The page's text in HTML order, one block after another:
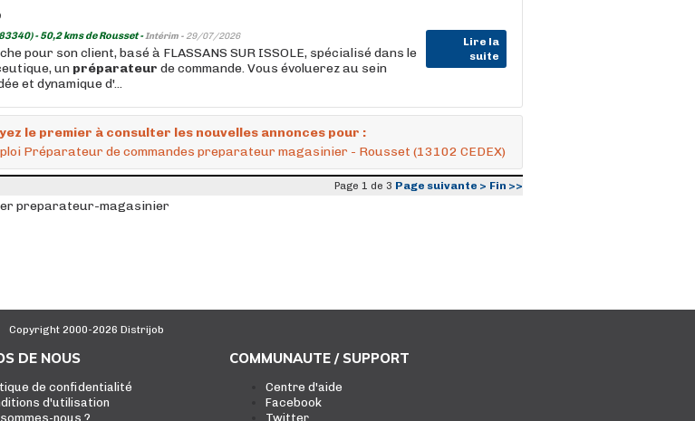
- 50,2 kms de Rousset -Intérim - 29/07/2026
Lire la
suite
pour son client, basé à FLASSANS SUR ISSOLE, spécialisé dans le
un préparateur de commande. Vous évoluerez au sein
et dynamique d'...
le premier à consulter les nouvelles annonces pour :
Préparateur de commandes preparateur magasinier - Rousset (13102 CEDEX)
Page 1 de 3 Page suivante > Fin >>
preparateur-magasinier
Copyright 2000-2026 Distrijob
DE NOUS
de confidentialité
d'utilisation
nous ?
COMMUNAUTE / SUPPORT
Centre d'aide
Facebook
Twitter